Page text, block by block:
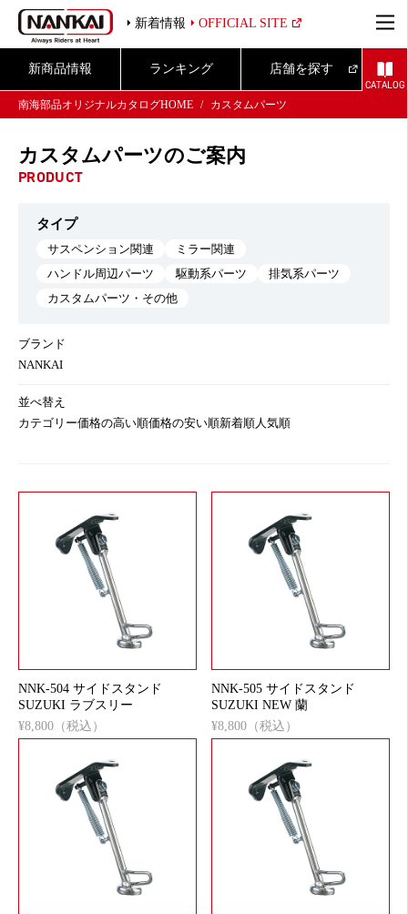
新着情報 OFFICIAL SITE
新商品情報 ランキング 店舗を探す
CATALOG
南海部品オリジナルカタログHOME
カスタムパーツ
カスタムパーツのご案内
PRODUCT
タイプ
サスペンション関連
ミラー関連
ハンドル周辺パーツ
駆動系パーツ
排気系パーツ
カスタムパーツ・その他
ブランド
NANKAI
並べ替え
カテゴリー価格の高い順価格の安い順新着順人気順
NNK-504 サイドスタンド
SUZUKI ラブスリー
¥8,800（税込）
NNK-505 サイドスタンド
SUZUKI NEW 蘭
¥8,800（税込）